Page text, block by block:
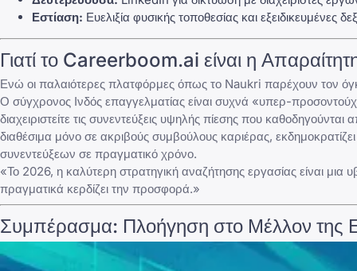
Εστίαση: Ευελιξία φυσικής τοποθεσίας και εξειδικευμένες
Γιατί το Careerboom.ai είναι η
Ενώ οι παλαιότερες πλατφόρμες όπως το Naukri παρέχουν τον
Ο σύγχρονος Ινδός επαγγελματίας είναι συχνά «υπερ-
διαχειριστείτε τις συνεντεύξεις υψηλής πίεσης που
διαθέσιμα μόνο σε ακριβούς συμβούλους καριέρας,
συνεντεύξεων σε πραγματικό χρόνο.
«Το 2026, η καλύτερη στρατηγική αναζήτησης εργασίας είναι
πραγματικά κερδίζει την προσφορά.»
Συμπέρασμα: Πλοήγηση στο Μέλλον της